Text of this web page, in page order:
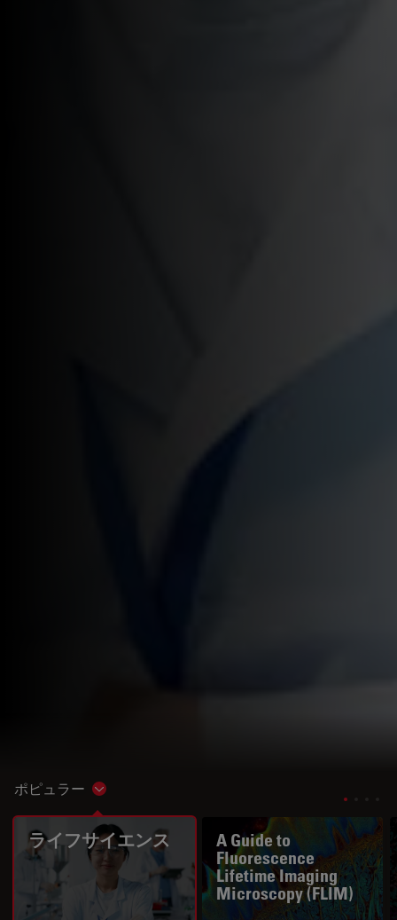
ポピュラー Show subnavigation
ライフサイエンス
A Guide to
Fluorescence
Lifetime Imaging
Microscopy (FLIM)